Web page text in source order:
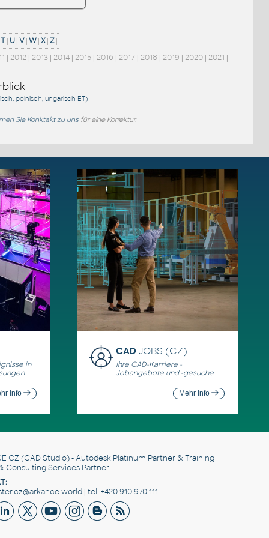
T| U|V|W|X|Z|
| 2012 | 2013 | 2014 | 2015 | 2016 | 2017 | 2018 | 2019 | 2020 | 2021 |
polnisch, ungarisch ET)
Sie Konktakt zu unsfür eine Korrektur.
in
info
CADJOBS (CZ)
Ihre CAD-Karriere -
Jobangebote und -gesuche
Mehr info
CZ (CAD Studio) - Autodesk Platinum Partner & Training
Consulting Services Partner
| tel. +420 910 970 111